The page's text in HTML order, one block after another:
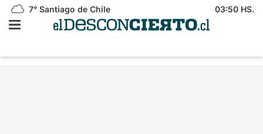
7° Santiago de Chile 03:50 HS.